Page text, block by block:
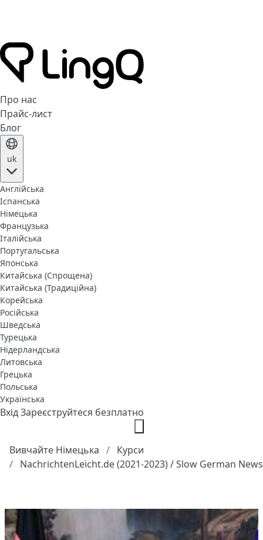
Про нас
Прайс-лист
Блог
uk
Англійська
Іспанська
Німецька
Французька
Італійська
Португальська
Японська
Китайська (Спрощена)
Китайська (Традиційна)
Корейська
Російська
Шведська
Турецька
Нідерландська
Литовська
Грецька
Польська
Українська
ВхідЗареєструйтеся безплатно
Вивчайте Німецька
Курси
NachrichtenLeicht.de (2021-2023) / Slow German News